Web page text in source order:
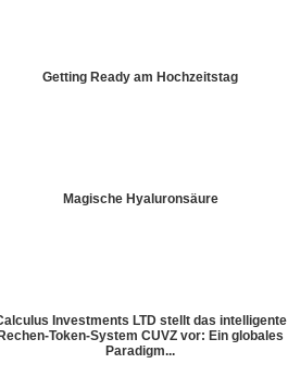
Getting Ready am Hochzeitstag
Magische Hyaluronsäure
Investments LTD stellt das intelligente
Rechen-Token-System CUVZ vor: Ein globales
Paradigm...